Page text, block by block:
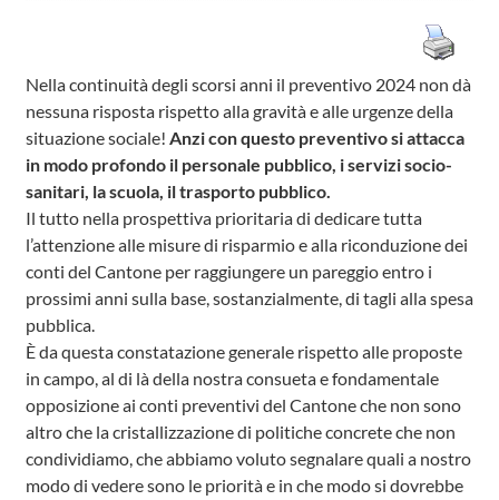
Nella continuità degli scorsi anni il preventivo 2024 non dà
nessuna risposta rispetto alla gravità e alle urgenze della
situazione sociale! Anzi con questo preventivo si attacca
in modo profondo il personale pubblico, i servizi socio-
sanitari, la scuola, il trasporto pubblico.
Il tutto nella prospettiva prioritaria di dedicare tutta
l’attenzione alle misure di risparmio e alla riconduzione dei
conti del Cantone per raggiungere un pareggio entro i
prossimi anni sulla base, sostanzialmente, di tagli alla spesa
pubblica.
È da questa constatazione generale rispetto alle proposte
in campo, al di là della nostra consueta e fondamentale
opposizione ai conti preventivi del Cantone che non sono
altro che la cristallizzazione di politiche concrete che non
condividiamo, che abbiamo voluto segnalare quali a nostro
modo di vedere sono le priorità e in che modo si dovrebbe